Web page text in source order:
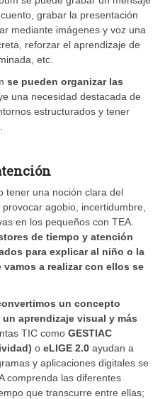
grabar la presentación
mediante imágenes y voz una
reforzar el aprendizaje de
etc.
se pueden organizar las
una necesidad destacada de
estructurados y tener
tener una noción clara del
agobio, incertidumbre,
en los pequeños con TEA.
de tiempo y atención
para explicar al niño o la
a realizar con ellos se
un concepto
aprendizaje visual y más
TIC como GESTIAC
o eLIGE 2.0 ayudan a
y aplicaciones digitales se
comprenda las diferentes
que transcurre entre ellas;